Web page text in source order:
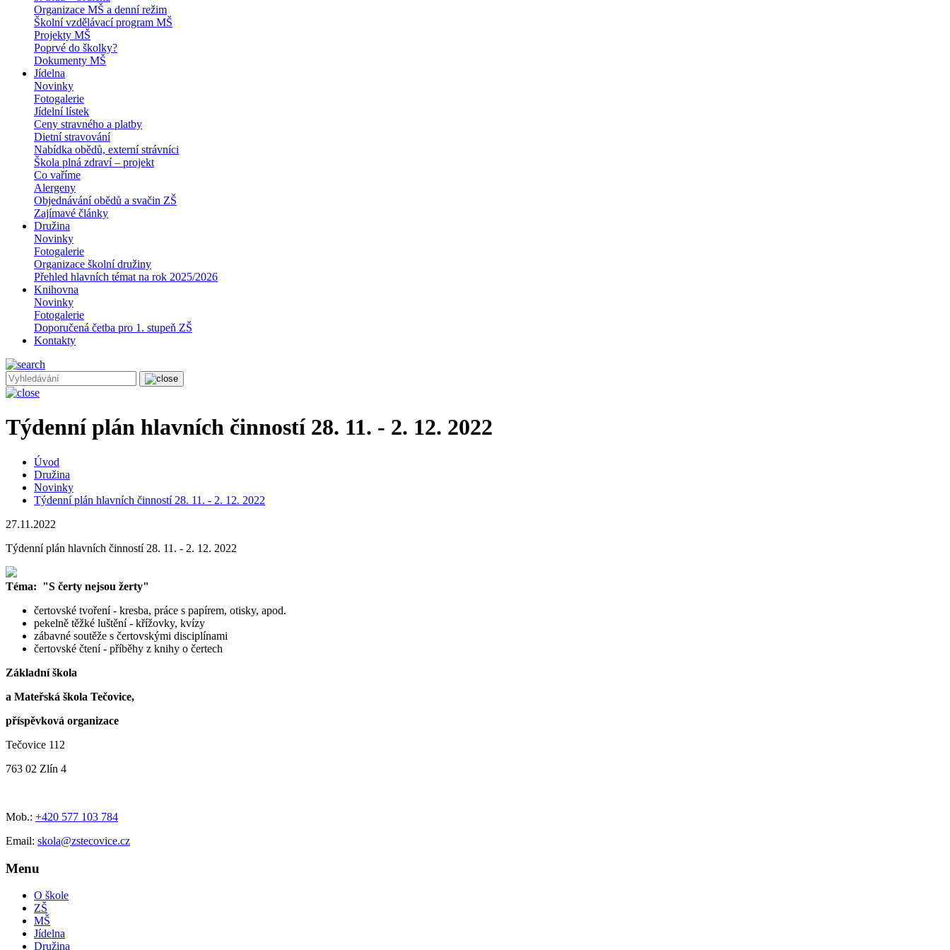
Organizace MŠ a denní režim
Školní vzdělávací program MŠ
Projekty MŠ
Poprvé do školky?
Dokumenty MŠ
Jídelna
Novinky
Fotogalerie
Jídelní lístek
Ceny stravného a platby
Dietní stravování
Nabídka obědů, externí strávníci
Škola plná zdraví – projekt
Co vaříme
Alergeny
Objednávání obědů a svačin ZŠ
Zajímavé články
Družina
Novinky
Fotogalerie
Organizace školní družiny
Přehled hlavních témat na rok 2025/2026
Knihovna
Novinky
Fotogalerie
Doporučená četba pro 1. stupeň ZŠ
Kontakty
Týdenní plán hlavních činností 28. 11. - 2. 12. 2022
Úvod
Družina
Novinky
Týdenní plán hlavních činností 28. 11. - 2. 12. 2022
27.11.2022
Týdenní plán hlavních činností 28. 11. - 2. 12. 2022
Téma: "S čerty nejsou žerty"
čertovské tvoření - kresba, práce s papírem, otisky, apod.
pekelně těžké luštění - křížovky, kvízy
zábavné soutěže s čertovskými disciplínami
čertovské čtení - příběhy z knihy o čertech
Základní škola
a Mateřská škola Tečovice,
příspěvková organizace
Tečovice 112
763 02 Zlín 4
Mob.: +420 577 103 784
Email: skola@zstecovice.cz
Menu
O škole
ZŠ
MŠ
Jídelna
Družina